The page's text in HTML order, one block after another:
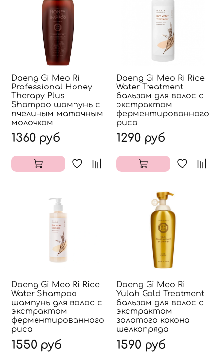
Daeng Gi Meo Ri
Professional Honey
Therapy Plus
Shampoo шампунь с
пчелиным маточным
молочком
1360 руб
Daeng Gi Meo Ri Rice
Water Treatment
бальзам для волос c
экстрактом
ферментированного
риса
1290 руб
Daeng Gi Meo Ri Rice
Water Shampoo
шампунь для волос c
экстрактом
ферментированного
риса
1550 руб
Daeng Gi Meo Ri
Yulah Gold Treatment
бальзам для волос с
экстрактом
золотого кокона
шелкопряда
1590 руб